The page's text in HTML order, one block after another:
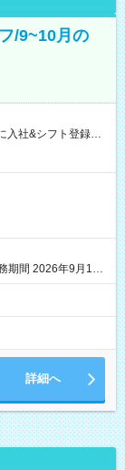
/9~10月の
入社&シフト登録す
万1500円でしっか
期間 2026年9月16
ル勤務できる方優遇
勤務スタートも可
詳細へ